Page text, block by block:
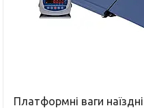
Платформні ваги наїздні